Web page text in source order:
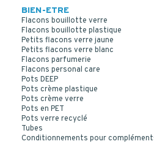
CAPSULE COMPTE GOUTTES
Insert 22302 - Huile
BIEN-ETRE
Flacons bouillotte verre
Flacons bouillotte plastique
Petits flacons verre jaune
Petits flacons verre blanc
Flacons parfumerie
Flacons personal care
Pots DEEP
Pots crème plastique
Pots crème verre
Pots en PET
Pots verre recyclé
Tubes
Conditionnements pour